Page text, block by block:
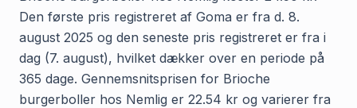
Den første pris registreret af Goma er fra d. 8.
august 2025 og den seneste pris registreret er fra i
dag (7. august), hvilket dækker over en periode på
365 dage. Gennemsnitsprisen for Brioche
burgerboller hos Nemlig er 22.54 kr og varierer fra